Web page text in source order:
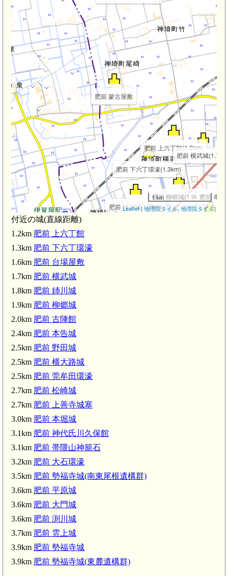
伊賀屋駅(2.3km)
肥前 蒙古屋敷
肥前 上六丁館(1.2km)
肥前 下六丁環濠(1.3km)
肥前 横武城
肥前 姉川城(1.8km)
肥前 柳郷城(1.9km)肥前 本告
1 km
Leaflet|地理院タイル,地理院タイル
付近の城(直線距離)
1.2km 肥前 上六丁館
1.3km 肥前 下六丁環濠
1.6km 肥前 台場屋敷
1.7km 肥前 横武城
1.8km 肥前 姉川城
1.9km 肥前 柳郷城
2.0km 肥前 古陣館
2.4km 肥前 本告城
2.5km 肥前 野田城
2.5km 肥前 横大路城
2.5km 肥前 莞牟田環濠
2.7km 肥前 松崎城
2.7km 肥前 上善寺城塞
3.0km 肥前 本堀城
3.1km 肥前 神代氏川久保館
3.1km 肥前 帯隈山神籠石
3.2km 肥前 大石環濠
3.5km 肥前 勢福寺城(南東尾根遺構群)
3.6km 肥前 平原城
3.6km 肥前 大門城
3.6km 肥前 渕川城
3.7km 肥前 雲上城
3.9km 肥前 勢福寺城
3.9km 肥前 勢福寺城(東麓遺構群)